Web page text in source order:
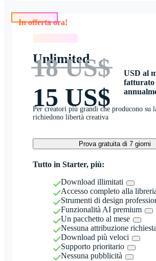
Unlimited
18 US$
15 US$
USD al
fatturato
Per creatori più grandi che producono su
richiedono libertà creativa
Prova gratuita di 7 giorni
Tutto in Starter, più:
Download illimitati
Accesso completo alla
Strumenti di design
Funzionalità AI premium
Un pacchetto al mese
Nessuna attribuzione richiesta
Download più veloci
Supporto prioritario
Nessuna pubblicità